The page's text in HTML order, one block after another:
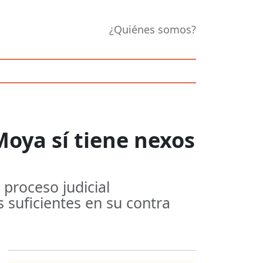
¿Quiénes somos?
sí tiene nexos
judicial
suficientes en su contra